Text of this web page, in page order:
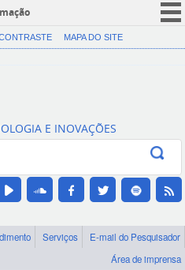
CORONAVÍRUS (COVID-19)
Canais
MAPA DO SITE
E INOVAÇÕES
Serviços
E-mail do Pesquisador
Área de imprensa